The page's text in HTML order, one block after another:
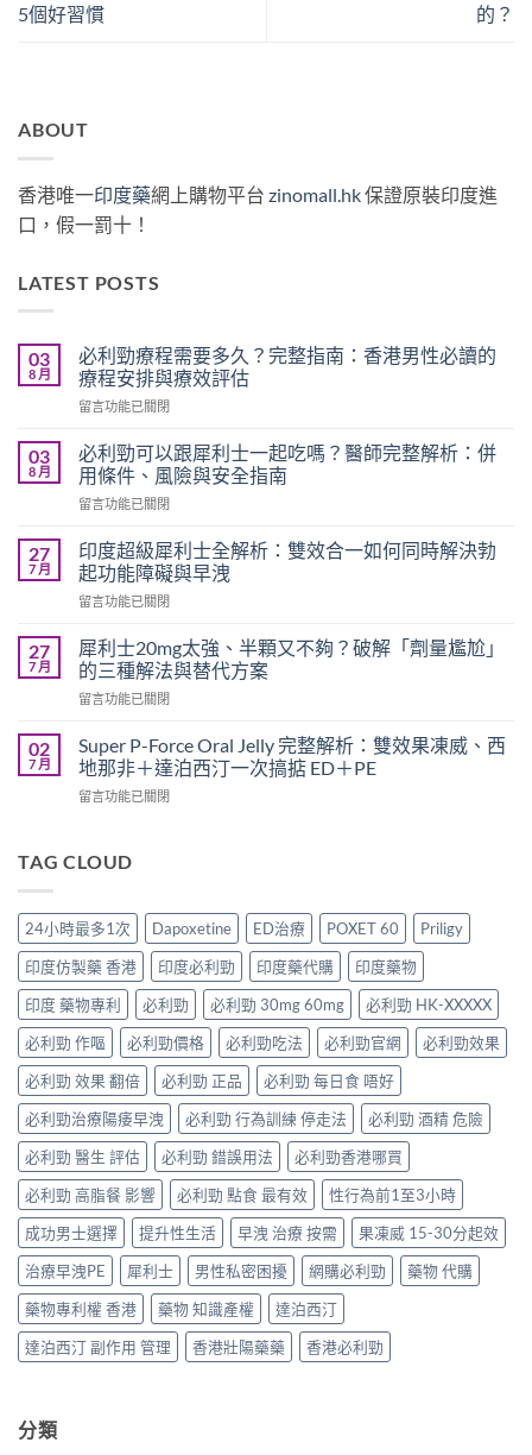
5個好習慣
的？
ABOUT
香港唯一印度藥網上購物平台 zinomall.hk保證原裝印度進
口，假一罰十！
LATEST POSTS
03
8 月
必利勁療程需要多久？完整指南：香港男性必讀的
療程安排與療效評估
在
利
勁
療
程
要
多
久？
完
指
南：
港
性
必
讀
安
與
療
效
評
估〉
中
留言功能已關閉
03
8 月
必利勁可以跟犀利士一起吃嗎？醫師完整解析：併
用條件、風險與安全指南
在
利
勁
可
以
犀
利
士
一
吃
嗎？
師
解
用
條
件、
風
險
與
安
全
指
南〉
中
留言功能已關閉
27
7 月
印度超級犀利士全解析：雙效合一如何同時解決勃
起功能障礙與早洩
在
度
超
級
犀
士
全
析：
合
何
同
時
解
決
勃
起
功
能
障
礙
與
早
洩〉
中
留言功能已關閉
27
7 月
犀利士20mg太強、半顆又不夠？破解「劑量尷尬」
的三種解法與替代方案
在
利
士
20mg
太
顆
夠？
破
解
「劑
量
尷
尬」
的
三
種
解
法
與
替
代
方
案〉
中
留言功能已關閉
02
7 月
Super P-Force Oral Jelly 完整解析：雙效果凍威、西
地那非＋達泊西汀一次搞掂 ED＋PE
在
Force
完
整
解
析：
雙
效
果
凍
威、
西
地
那
非
＋
達
泊
西
汀
一
次
搞
掂
ED
留言功能已關閉
TAG CLOUD
24小時最多1次 Dapoxetine ED治療 POXET 60
Priligy
印度仿製藥 香港
印度必利勁 印度藥代購
印度藥物
印度 藥物專利
必利勁 必利勁 30mg 60mg
必利勁 HK-XXXXX
必利勁 作嘔
必利勁價格 必利勁吃法 必利勁官網
必利勁效果
必利勁 效果 翻倍
必利勁 正品
必利勁 每日食 唔好
必利勁治療陽痿早洩
必利勁 行為訓練 停走法
必利勁 酒精 危險
必利勁 醫生 評估
必利勁 錯誤用法
必利勁香港哪買
必利勁 高脂餐 影響
必利勁 點食 最有效
性行為前1至3小時
成功男士選擇
提升性生活 早洩 治療 按需
果凍威 15-30分起效
治療早洩PE
犀利士 男性私密困擾 網購必利勁
藥物 代購
藥物專利權 香港
藥物 知識產權
達泊西汀
達泊西汀 副作用 管理
香港壯陽藥藥 香港必利勁
分類